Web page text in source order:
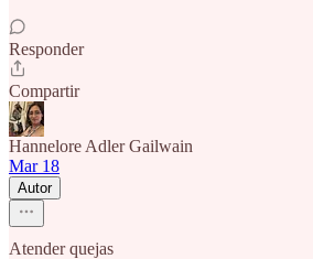
Responder
Compartir
Hannelore Adler Gailwain
Mar 18
Autor
Atender quejas